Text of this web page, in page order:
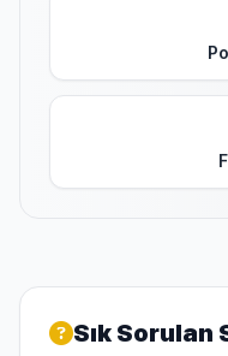
Sık Sorulan